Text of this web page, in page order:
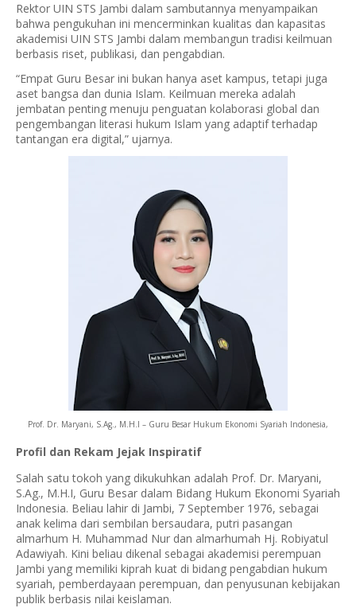
Rektor UIN STS Jambi dalam sambutannya menyampaikan
bahwa pengukuhan ini mencerminkan kualitas dan kapasitas
akademisi UIN STS Jambi dalam membangun tradisi keilmuan
berbasis riset, publikasi, dan pengabdian.
“Empat Guru Besar ini bukan hanya aset kampus, tetapi juga
aset bangsa dan dunia Islam. Keilmuan mereka adalah
jembatan penting menuju penguatan kolaborasi global dan
pengembangan literasi hukum Islam yang adaptif terhadap
tantangan era digital,” ujarnya.
Prof. Dr. Maryani, S.Ag., M.H.I – Guru Besar Hukum Ekonomi Syariah Indonesia,
Profil dan Rekam Jejak Inspiratif
Salah satu tokoh yang dikukuhkan adalah Prof. Dr. Maryani,
S.Ag., M.H.I, Guru Besar dalam Bidang Hukum Ekonomi Syariah
Indonesia. Beliau lahir di Jambi, 7 September 1976, sebagai
anak kelima dari sembilan bersaudara, putri pasangan
almarhum H. Muhammad Nur dan almarhumah Hj. Robiyatul
Adawiyah. Kini beliau dikenal sebagai akademisi perempuan
Jambi yang memiliki kiprah kuat di bidang pengabdian hukum
syariah, pemberdayaan perempuan, dan penyusunan kebijakan
publik berbasis nilai keislaman.